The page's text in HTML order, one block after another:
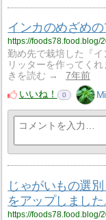
インカのめざめ
勤め先で栽培した『
リッターを作ってく
きを読む →
7年前
いいね！
0
じゃがいもの選
をアップしました